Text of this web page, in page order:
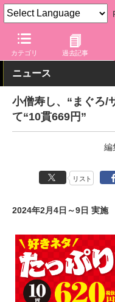
カテゴリ 過去記事
グルメ Watch 店舗
ニュース
小僧寿し、“まぐろ/
て“10貫669円”
編
リスト
2024年2月4日～9日 実施